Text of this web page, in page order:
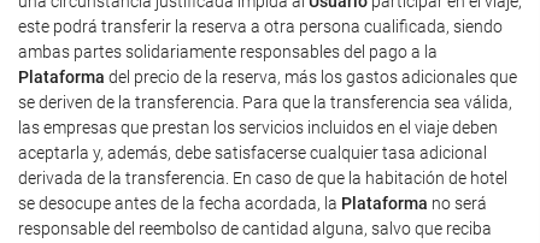
este podrá transferir la reserva a otra persona cualificada, siendo
ambas partes solidariamente responsables del pago a la
Plataforma del precio de la reserva, más los gastos adicionales que
se deriven de la transferencia. Para que la transferencia sea válida,
las empresas que prestan los servicios incluidos en el viaje deben
aceptarla y, además, debe satisfacerse cualquier tasa adicional
derivada de la transferencia. En caso de que la habitación de hotel
se desocupe antes de la fecha acordada, la Plataforma no será
responsable del reembolso de cantidad alguna, salvo que reciba